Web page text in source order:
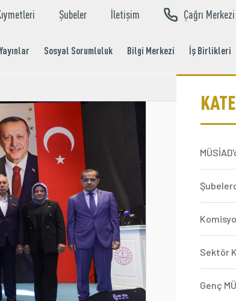
Şubeler İletişim Çağrı Merkezi
Yayınlar Sosyal Sorumluluk Bilgi Merkezi İş Birlikleri
Sektör
Genç